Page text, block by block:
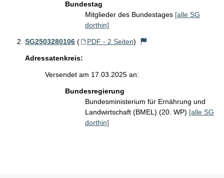
Bundestag
Mitglieder des Bundestages [alle SG
dorthin]
SG2503280106 ( PDF - 2 Seiten)
Adressatenkreis:
Versendet am 17.03.2025 an:
Bundesregierung
Bundesministerium für Ernährung und
Landwirtschaft (BMEL) (20. WP) [alle SG
dorthin]